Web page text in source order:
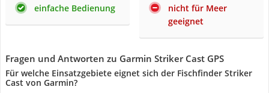
einfache Bedienung
nicht für Meer
geeignet
Fragen und Antworten zu Garmin Striker Cast GPS
Für welche Einsatzgebiete eignet sich der Fischfinder Striker
Cast von Garmin?